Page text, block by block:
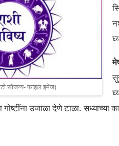
सौजन्य- फाइल इमेज)
उजाळा देणे टाळा. सध्याच्या